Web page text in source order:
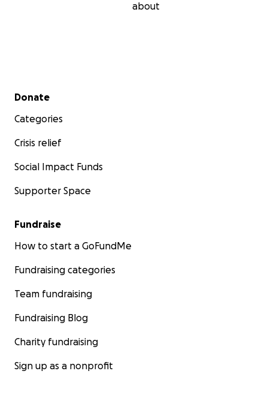
about
Secondary menu
Donate
Categories
Crisis relief
Social Impact Funds
Supporter Space
Fundraise
How to start a GoFundMe
Fundraising categories
Team fundraising
Fundraising Blog
Charity fundraising
Sign up as a nonprofit